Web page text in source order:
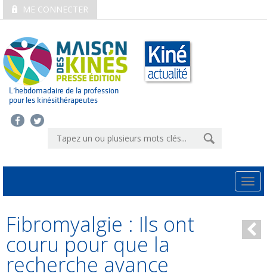
ME CONNECTER
L’hebdomadaire de la profession
pour les kinésithérapeutes
Fibromyalgie : Ils ont
couru pour que la
recherche avance